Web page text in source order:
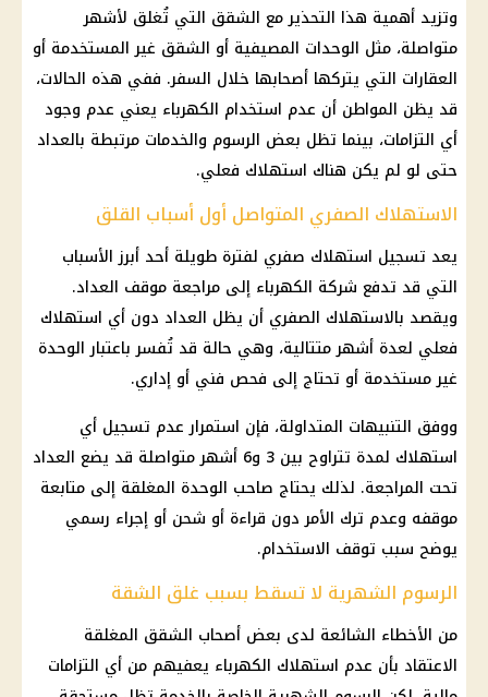
وتزيد أهمية هذا التحذير مع الشقق التي تُغلق لأشهر
متواصلة، مثل الوحدات المصيفية أو الشقق غير المستخدمة أو
العقارات التي يتركها أصحابها خلال السفر. ففي هذه الحالات،
قد يظن المواطن أن عدم استخدام الكهرباء يعني عدم وجود
أي التزامات، بينما تظل بعض الرسوم والخدمات مرتبطة بالعداد
حتى لو لم يكن هناك استهلاك فعلي.
الاستهلاك الصفري المتواصل أول أسباب القلق
يعد تسجيل استهلاك صفري لفترة طويلة أحد أبرز الأسباب
التي قد تدفع شركة الكهرباء إلى مراجعة موقف العداد.
ويقصد بالاستهلاك الصفري أن يظل العداد دون أي استهلاك
فعلي لعدة أشهر متتالية، وهي حالة قد تُفسر باعتبار الوحدة
غير مستخدمة أو تحتاج إلى فحص فني أو إداري.
ووفق التنبيهات المتداولة، فإن استمرار عدم تسجيل أي
استهلاك لمدة تتراوح بين 3 و6 أشهر متواصلة قد يضع العداد
تحت المراجعة. لذلك يحتاج صاحب الوحدة المغلقة إلى متابعة
موقفه وعدم ترك الأمر دون قراءة أو شحن أو إجراء رسمي
يوضح سبب توقف الاستخدام.
الرسوم الشهرية لا تسقط بسبب غلق الشقة
من الأخطاء الشائعة لدى بعض أصحاب الشقق المغلقة
الاعتقاد بأن عدم استهلاك الكهرباء يعفيهم من أي التزامات